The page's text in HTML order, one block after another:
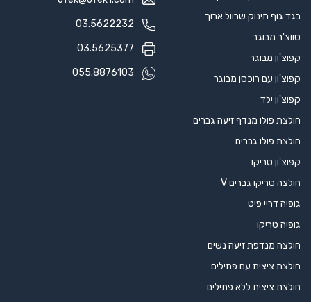
בגד גוף תינוק שרוול ארוך
סווצ'ר מבוגר
קפוצ'ון מבוגר
קפוצ'ון עם רוכסן מבוגר
קפוצ'ון ילד
חולצת פולו מנדף זיעה גברים
חולצת פולו גברים
קפוצ'ון טריקו
חולצה טריקו גברים V
גופיה דריי פיט
גופיה טריקו
חולצה מנדפת זיעה נשים
חולצת ציצית עם פתילים
חולצת ציצית ללא פתילים
03.5622232
03.5625377
055.8876103